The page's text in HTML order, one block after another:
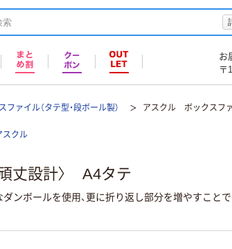
お
〒
ファイル（タテ型・段ボール製） アスクル ボックスフ
スクル
丈設計〉 A4タテ
ンボールを使用、更に折り返し部分を増やすこと